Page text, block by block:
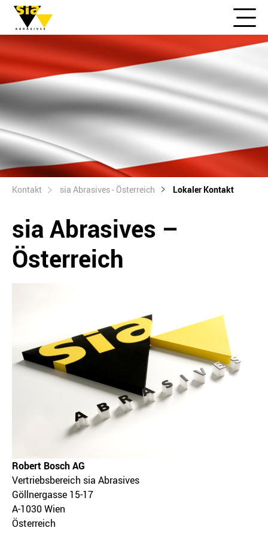
Kontakt sia Abrasives - Österreich Lokaler Kontakt
sia Abrasives –
Österreich
Robert Bosch AG
Vertriebsbereich sia Abrasives
Göllnergasse 15-17
A-1030 Wien
Österreich